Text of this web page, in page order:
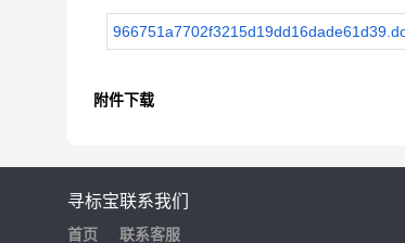
附件下载
寻标宝
首页
联系我们
联系客服